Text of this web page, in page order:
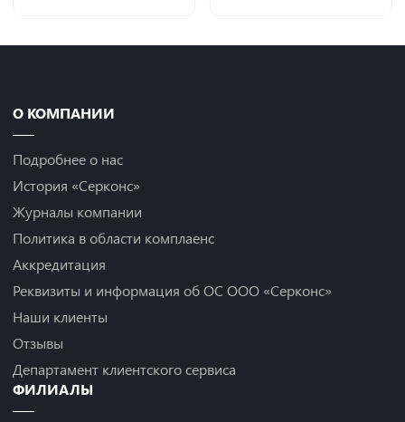
О КОМПАНИИ
Подробнее о нас
История «Серконс»
Журналы компании
Политика в области комплаенс
Аккредитация
Реквизиты и информация об ОС ООО «Серконс»
Наши клиенты
Отзывы
Департамент клиентского сервиса
ФИЛИАЛЫ